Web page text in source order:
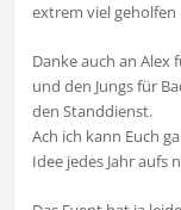
extrem viel geholfen
Danke auch an Alex
und den Jungs für
den Standdienst.
Ach ich kann Euch
Idee jedes Jahr aufs